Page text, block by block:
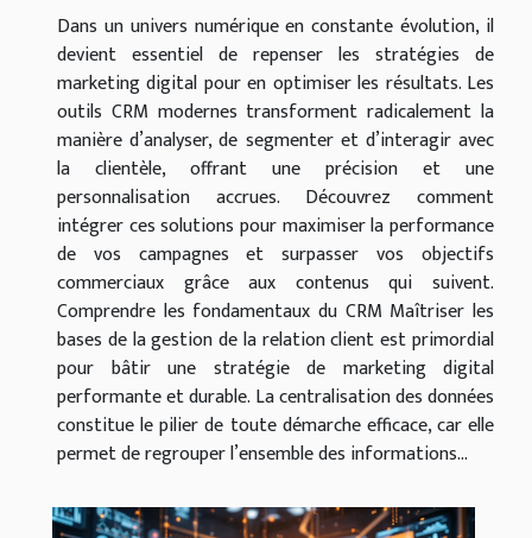
Dans un univers numérique en constante évolution, il
devient essentiel de repenser les stratégies de
marketing digital pour en optimiser les résultats. Les
outils CRM modernes transforment radicalement la
manière d’analyser, de segmenter et d’interagir avec
la clientèle, offrant une précision et une
personnalisation accrues. Découvrez comment
intégrer ces solutions pour maximiser la performance
de vos campagnes et surpasser vos objectifs
commerciaux grâce aux contenus qui suivent.
Comprendre les fondamentaux du CRM Maîtriser les
bases de la gestion de la relation client est primordial
pour bâtir une stratégie de marketing digital
performante et durable. La centralisation des données
constitue le pilier de toute démarche efficace, car elle
permet de regrouper l’ensemble des informations...